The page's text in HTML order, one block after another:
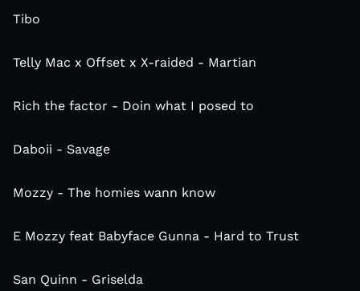
Tibo
Telly Mac x Offset x X-raided - Martian
Rich the factor - Doin what I posed to
Daboii - Savage
Mozzy - The homies wann know
E Mozzy feat Babyface Gunna - Hard to Trust
San Quinn - Griselda